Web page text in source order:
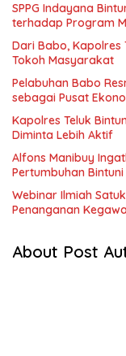
SPPG Indayana
terhadap Program
Dari Babo, Kapolres
Tokoh Masyarakat
Pelabuhan Babo
sebagai Pusat
Kapolres Teluk
Diminta Lebih Aktif
Alfons Manibuy
Pertumbuhan Bintuni
Webinar Ilmiah
Penanganan
About Post